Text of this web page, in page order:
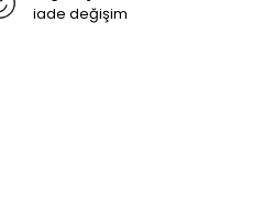
iade değişim